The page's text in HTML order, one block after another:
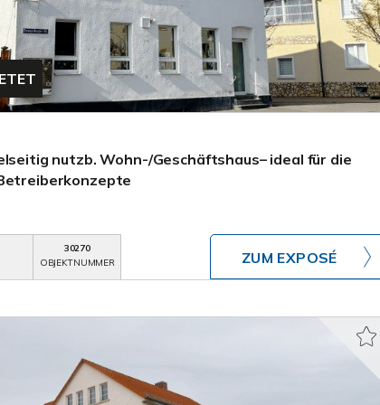
nutzb. Wohn-/Geschäftshaus– ideal für die
30270
OBJEKTNUMMER
ZUM EXPOSÉ